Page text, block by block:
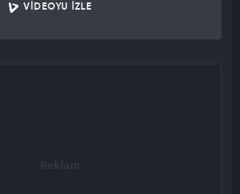
VIDEOYU İZLE